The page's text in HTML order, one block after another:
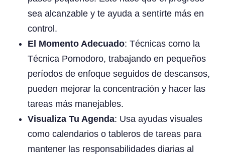
sea alcanzable y te ayuda a sentirte más en
control.
El Momento Adecuado: Técnicas como la
Técnica Pomodoro, trabajando en pequeños
períodos de enfoque seguidos de descansos,
pueden mejorar la concentración y hacer las
tareas más manejables.
Visualiza Tu Agenda: Usa ayudas visuales
como calendarios o tableros de tareas para
mantener las responsabilidades diarias al